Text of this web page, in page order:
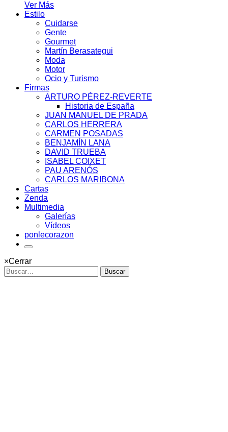
Ver Más
Estilo
Cuidarse
Gente
Gourmet
Martín Berasategui
Moda
Motor
Ocio y Turismo
Firmas
ARTURO PÉREZ-REVERTE
Historia de España
JUAN MANUEL DE PRADA
CARLOS HERRERA
CARMEN POSADAS
BENJAMÍN LANA
DAVID TRUEBA
ISABEL COIXET
PAU ARENÓS
CARLOS MARIBONA
Cartas
Zenda
Multimedia
Galerías
Vídeos
ponlecorazon
×Cerrar
Buscar